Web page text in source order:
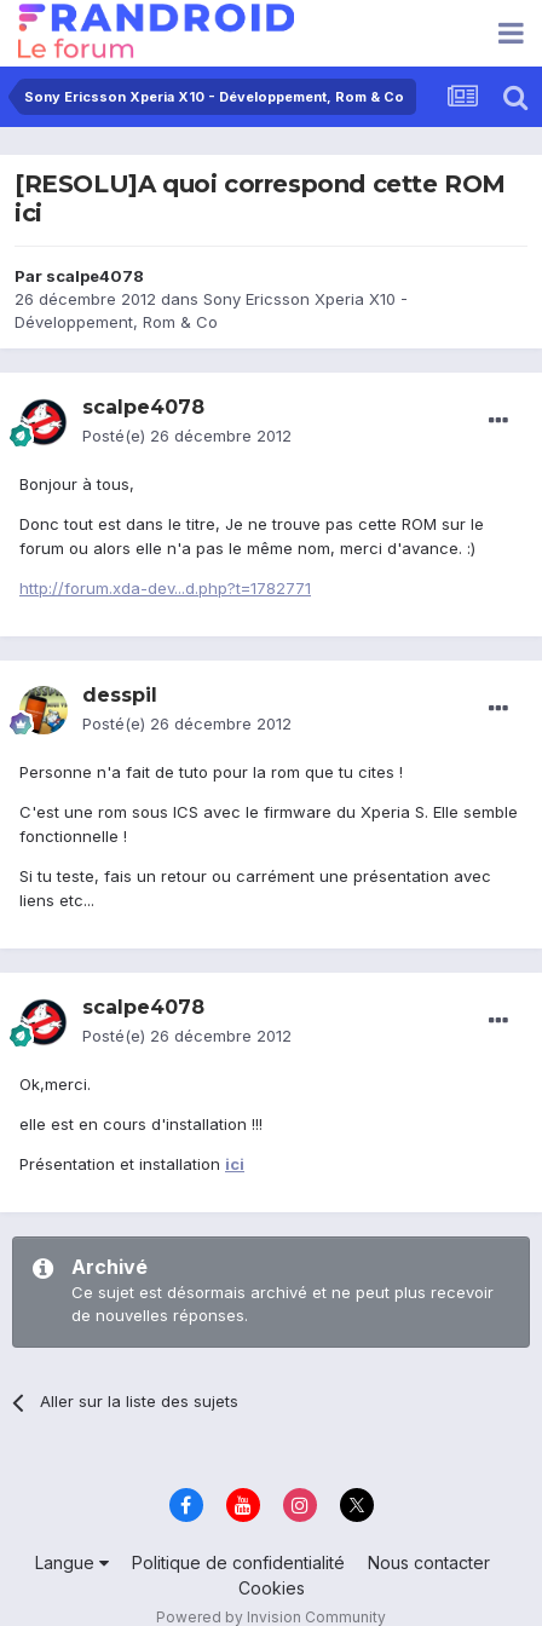
Sony Ericsson Xperia X10 - Développement, Rom & Co
[RESOLU]A quoi correspond cette ROM
ici
Par scalpe4078
26 décembre 2012 dans Sony Ericsson Xperia X10 -
Développement, Rom & Co
scalpe4078
Posté(e) 26 décembre 2012
Bonjour à tous,
Donc tout est dans le titre, Je ne trouve pas cette ROM sur le
forum ou alors elle n'a pas le même nom, merci d'avance. :)
http://forum.xda-dev...d.php?t=1782771
desspil
Posté(e) 26 décembre 2012
Personne n'a fait de tuto pour la rom que tu cites !
C'est une rom sous ICS avec le firmware du Xperia S. Elle semble
fonctionnelle !
Si tu teste, fais un retour ou carrément une présentation avec
liens etc...
scalpe4078
Posté(e) 26 décembre 2012
Ok,merci.
elle est en cours d'installation !!!
Présentation et installation ici
Archivé
Ce sujet est désormais archivé et ne peut plus recevoir
de nouvelles réponses.
Aller sur la liste des sujets
Langue Politique de confidentialité
Nous contacter
Cookies
Powered by Invision Community